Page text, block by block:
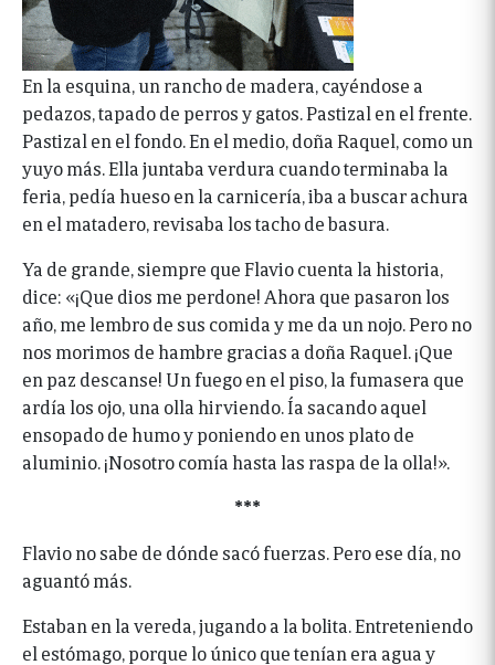
En la esquina, un rancho de madera, cayéndose a
pedazos, tapado de perros y gatos. Pastizal en el frente.
Pastizal en el fondo. En el medio, doña Raquel, como un
yuyo más. Ella juntaba verdura cuando terminaba la
feria, pedía hueso en la carnicería, iba a buscar achura
en el matadero, revisaba los tacho de basura.
Ya de grande, siempre que Flavio cuenta la historia,
dice: «¡Que dios me perdone! Ahora que pasaron los
año, me lembro de sus comida y me da un nojo. Pero no
nos morimos de hambre gracias a doña Raquel. ¡Que
en paz descanse! Un fuego en el piso, la fumasera que
ardía los ojo, una olla hirviendo. Ía sacando aquel
ensopado de humo y poniendo en unos plato de
aluminio. ¡Nosotro comía hasta las raspa de la olla!».
***
Flavio no sabe de dónde sacó fuerzas. Pero ese día, no
aguantó más.
Estaban en la vereda, jugando a la bolita. Entreteniendo
el estómago, porque lo único que tenían era agua y